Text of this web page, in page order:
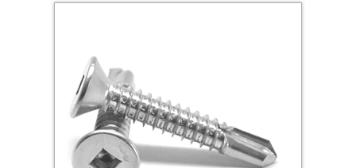
Инструмент
Крюки, кольца с метрической резьбой